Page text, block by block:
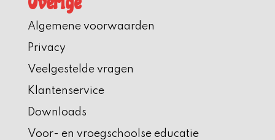
Algemene voorwaarden
Privacy
Veelgestelde vragen
Klantenservice
Downloads
Voor- en vroegschoolse educatie